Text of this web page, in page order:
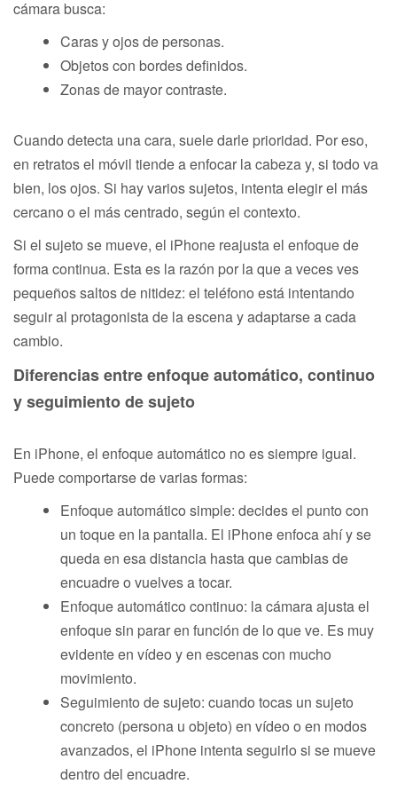
cámara busca:
Caras y ojos de personas.
Objetos con bordes definidos.
Zonas de mayor contraste.
Cuando detecta una cara, suele darle prioridad. Por eso,
en retratos el móvil tiende a enfocar la cabeza y, si todo va
bien, los ojos. Si hay varios sujetos, intenta elegir el más
cercano o el más centrado, según el contexto.
Si el sujeto se mueve, el iPhone reajusta el enfoque de
forma continua. Esta es la razón por la que a veces ves
pequeños saltos de nitidez: el teléfono está intentando
seguir al protagonista de la escena y adaptarse a cada
cambio.
Diferencias entre enfoque automático, continuo
y seguimiento de sujeto
En iPhone, el enfoque automático no es siempre igual.
Puede comportarse de varias formas:
Enfoque automático simple: decides el punto con
un toque en la pantalla. El iPhone enfoca ahí y se
queda en esa distancia hasta que cambias de
encuadre o vuelves a tocar.
Enfoque automático continuo: la cámara ajusta el
enfoque sin parar en función de lo que ve. Es muy
evidente en vídeo y en escenas con mucho
movimiento.
Seguimiento de sujeto: cuando tocas un sujeto
concreto (persona u objeto) en vídeo o en modos
avanzados, el iPhone intenta seguirlo si se mueve
dentro del encuadre.